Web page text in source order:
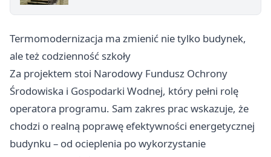
Termomodernizacja ma zmienić nie tylko budynek,
ale też codzienność szkoły
Za projektem stoi Narodowy Fundusz Ochrony
Środowiska i Gospodarki Wodnej, który pełni rolę
operatora programu. Sam zakres prac wskazuje, że
chodzi o realną poprawę efektywności energetycznej
budynku – od ocieplenia po wykorzystanie